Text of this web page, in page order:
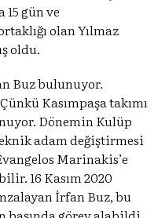
gün ve
olan Yılmaz
oldu.
Buz bulunuyor.
Kasımpaşa takımı
Dönemin Kulüp
adam değiştirmesi
Marinakis’e
16 Kasım 2020
İrfan Buz, bu